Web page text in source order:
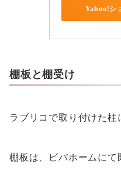
Yahoo!シ
棚板と棚受け
ラブリコで取り付けた柱
棚板は、ビバホームにて